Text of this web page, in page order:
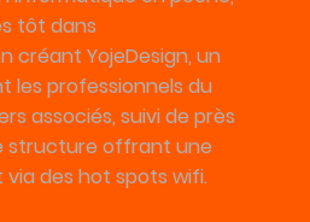
tôt dans
créant YojeDesign, un
les professionnels du
associés, suivi de près
structure offrant une
des hot spots wifi.